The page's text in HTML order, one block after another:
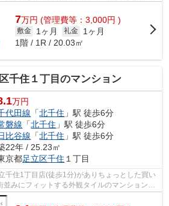
のある物...
7万円 (管理費等：3,000円 )
敷金 1ヶ月 礼金
1ヶ月
1階 / 1R / 20.03㎡
千住１丁目のマンション
万円
代田線 「北千住 」駅 徒歩6分
磐線 「北千住 」駅 徒歩6分
比谷線 「北千住 」駅 徒歩6分
22年 / 25.23㎡
京都足立区千住 １丁目
千住1丁目店(徒歩1分)がありちょっとした買い
みにフィットする外観タイルのマンション。
ために駅...